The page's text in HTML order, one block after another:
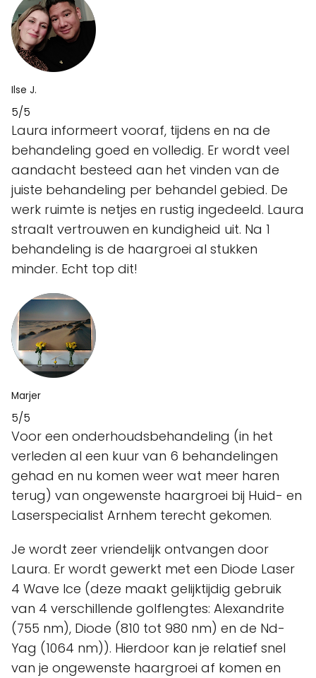
Ilse J.
5/5
Laura informeert vooraf, tijdens en na de
behandeling goed en volledig. Er wordt veel
aandacht besteed aan het vinden van de
juiste behandeling per behandel gebied. De
werk ruimte is netjes en rustig ingedeeld. Laura
straalt vertrouwen en kundigheid uit. Na 1
behandeling is de haargroei al stukken
minder. Echt top dit!
Marjer
5/5
Voor een onderhoudsbehandeling (in het
verleden al een kuur van 6 behandelingen
gehad en nu komen weer wat meer haren
terug) van ongewenste haargroei bij Huid- en
Laserspecialist Arnhem terecht gekomen.
Je wordt zeer vriendelijk ontvangen door
Laura. Er wordt gewerkt met een Diode Laser
4 Wave Ice (deze maakt gelijktijdig gebruik
van 4 verschillende golflengtes: Alexandrite
(755 nm), Diode (810 tot 980 nm) en de Nd-
Yag (1064 nm)). Hierdoor kan je relatief snel
van je ongewenste haargroei af komen en